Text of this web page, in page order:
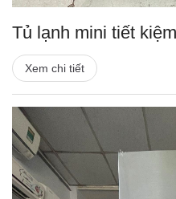
Tủ lạnh mini tiết
Xem chi tiết